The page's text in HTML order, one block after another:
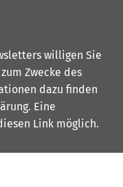
willigen Sie
Zwecke des
dazu finden
. Eine
Link möglich.